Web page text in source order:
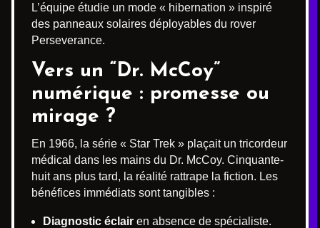
L’équipe étudie un mode « hibernation » inspiré
des panneaux solaires déployables du rover
Perseverance.
Vers un “Dr. McCoy”
numérique : promesse ou
mirage ?
En 1966, la série « Star Trek » plaçait un tricordeur
médical dans les mains du Dr. McCoy. Cinquante-
huit ans plus tard, la réalité rattrape la fiction. Les
bénéfices immédiats sont tangibles :
Diagnostic éclair en absence de spécialiste.